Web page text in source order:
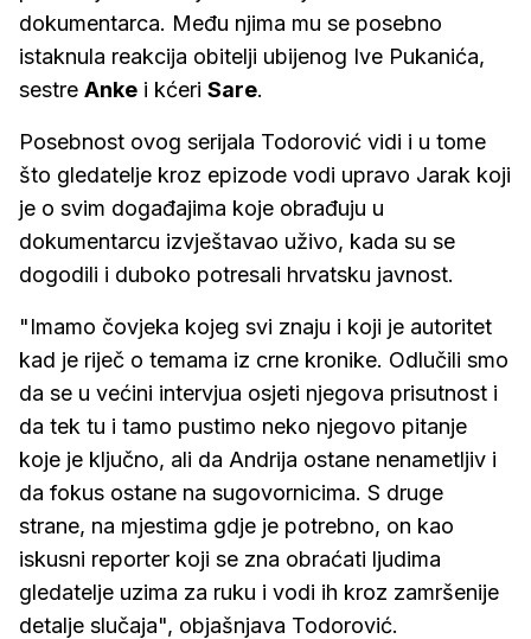
dokumentarca. Među njima mu se posebno
istaknula reakcija obitelji ubijenog Ive Pukanića,
sestre Anke i kćeri Sare.
Posebnost ovog serijala Todorović vidi i u tome
što gledatelje kroz epizode vodi upravo Jarak koji
je o svim događajima koje obrađuju u
dokumentarcu izvještavao uživo, kada su se
dogodili i duboko potresali hrvatsku javnost.
"Imamo čovjeka kojeg svi znaju i koji je autoritet
kad je riječ o temama iz crne kronike. Odlučili smo
da se u većini intervjua osjeti njegova prisutnost i
da tek tu i tamo pustimo neko njegovo pitanje
koje je ključno, ali da Andrija ostane nenametljiv i
da fokus ostane na sugovornicima. S druge
strane, na mjestima gdje je potrebno, on kao
iskusni reporter koji se zna obraćati ljudima
gledatelje uzima za ruku i vodi ih kroz zamršenije
detalje slučaja", objašnjava Todorović.